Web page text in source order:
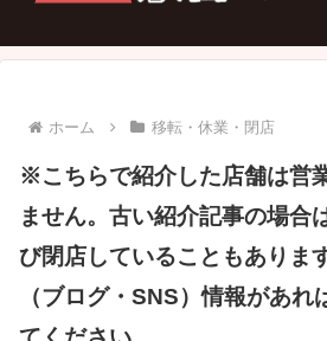
ホーム 移転・休業・閉店
※こちらで紹介した店舗は営
ません。古い紹介記事の場合
び閉店していることもありま
（ブログ・SNS）情報があれ